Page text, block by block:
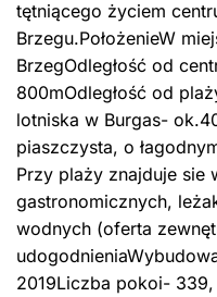
tętniącego życiem
Brzegu.PołożenieW
BrzegOdległość od
800mOdległość od
lotniska w Burgas-
piaszczysta, o
Przy plaży znajduje sie
gastronomicznych,
wodnych (oferta
2019Liczba pokoi-